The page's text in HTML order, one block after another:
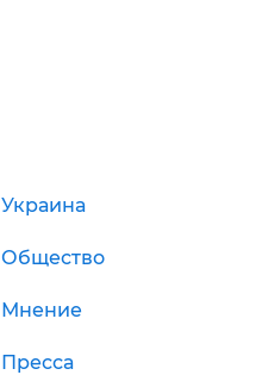
Украина
Общество
Мнение
Пресса